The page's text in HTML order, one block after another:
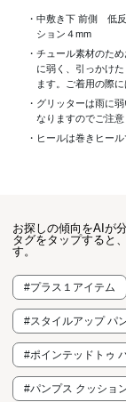
・中敷き下 前側 低
ション４mm
・チュール素材のた
に弱く、引っかけ
ます。ご着用の際
・グリッターは雨に
なりますのでご注意
・ヒールは巻きヒール
お探しの傾向をAIが
タグをタップすると
す。
#プラス１アイテム
#スタイルアップ パ
#ポインテッドトゥ
#パンプス クッショ